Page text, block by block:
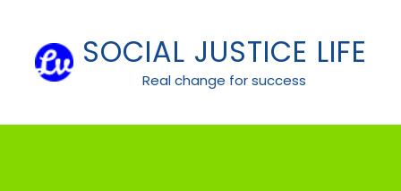
content
SOCIAL JUSTICE LIFE
Real change for success